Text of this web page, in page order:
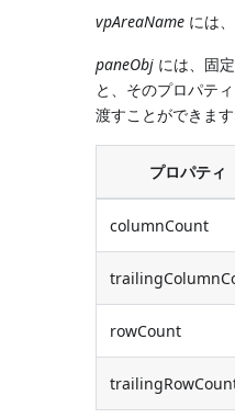
vpAreaName には
paneObj には、固
と、そのプロパテ
渡すことができま
プロパティ
columnCount
rowCount